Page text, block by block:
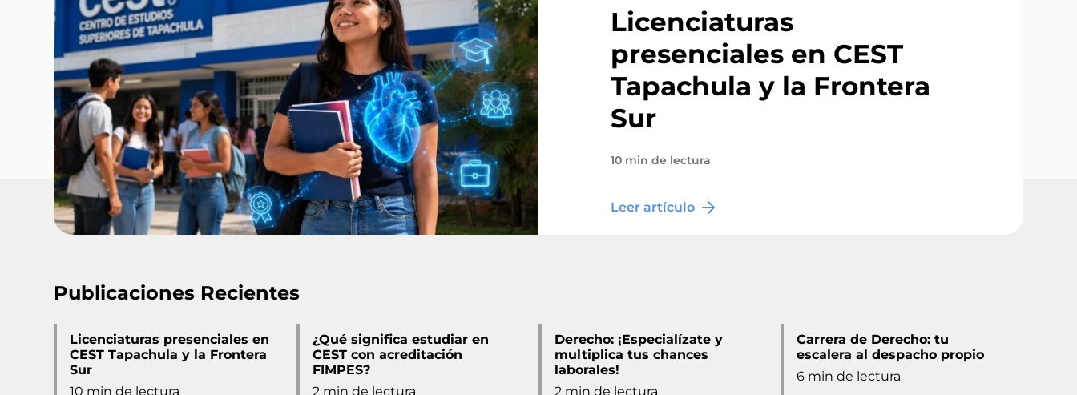
Licenciaturas
presenciales en CEST
Tapachula y la Frontera
Sur
10 min de lectura
Leer artículo
Publicaciones Recientes
Licenciaturas presenciales en
CEST Tapachula y la Frontera
Sur
10 min de lectura
¿Qué significa estudiar en
CEST con acreditación
FIMPES?
2 min de lectura
Derecho: ¡Especialízate y
multiplica tus chances
laborales!
2 min de lectura
Carrera de Derecho: tu
escalera al despacho propio
6 min de lectura